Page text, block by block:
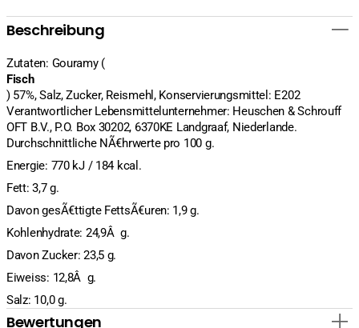
verringern
Beschreibung
Zutaten: Gouramy (
Fisch
) 57%, Salz, Zucker, Reismehl, Konservierungsmittel: E202
Verantwortlicher Lebensmittelunternehmer: Heuschen & Schrouff
OFT B.V., P.O. Box 30202, 6370KE Landgraaf, Niederlande.
Durchschnittliche NÃ€hrwerte pro 100 g.
Energie: 770 kJ / 184 kcal.
Fett: 3,7 g.
Davon gesÃ€ttigte FettsÃ€uren: 1,9 g.
Kohlenhydrate: 24,9Â g.
Davon Zucker: 23,5 g.
Eiweiss: 12,8Â g.
Salz: 10,0 g.
Bewertungen